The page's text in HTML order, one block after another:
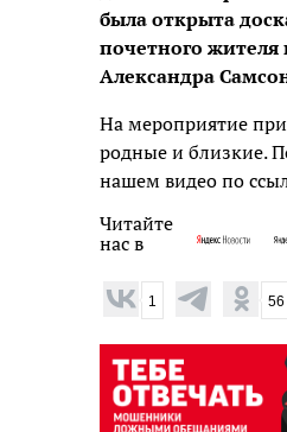
была открыта
почетного жителя
Александра
На мероприятие
родные и близкие.
нашем видео по
Читайте
нас в
1 56